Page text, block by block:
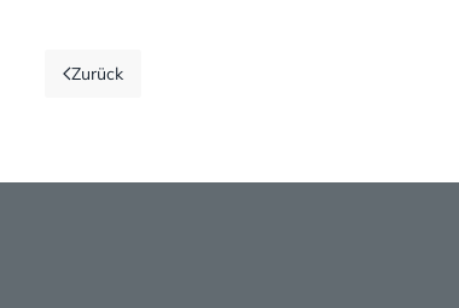
Zurück